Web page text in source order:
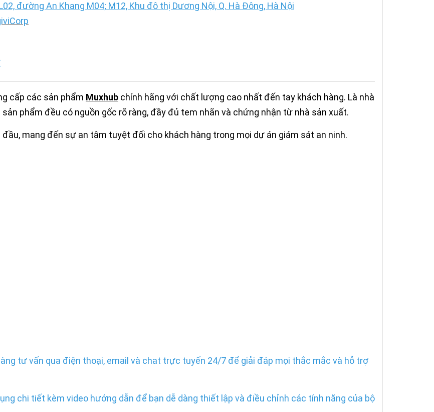
đường An Khang M04; M12, Khu đô thị Dương Nội, Q. Hà Đông, Hà Nội
cấp các sản phẩm Muxhub chính hãng với chất lượng cao nhất đến tay khách hàng. Là nhà
phẩm đều có nguồn gốc rõ ràng, đầy đủ tem nhãn và chứng nhận từ nhà sản xuất.
đầu, mang đến sự an tâm tuyệt đối cho khách hàng trong mọi dự án giám sát an ninh.
tư vấn qua điện thoại, email và chat trực tuyến 24/7 để giải đáp mọi thắc mắc và hỗ trợ
chi tiết kèm video hướng dẫn để bạn dễ dàng thiết lập và điều chỉnh các tính năng của bộ